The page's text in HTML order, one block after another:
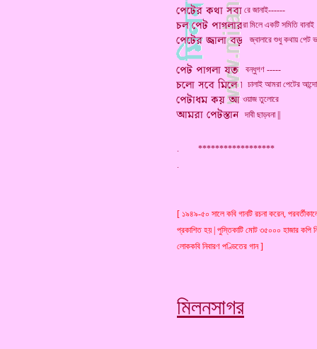
. ******************
[ ১৯৪৯-৫০ সালে কবি গানটি রচনা করেন,
প্রকাশিত হয় | পুস্তিকাটি মোট ৩৫০০০ হাজার কপি
লোককবি নিবারণ পণ্ডিতের গান ]
মিলনসাগর
রে জানাই------
রা মিলে একটি সমিতি বানাই
জ্বালারে শুধু কথায় পেট
বন্ধুগণ -----
চালাই আমরা পেটের
ওয়াজ তুলোরে
দাবী ছাড়বনা ||